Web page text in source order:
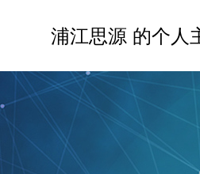
浦江思源 的个人